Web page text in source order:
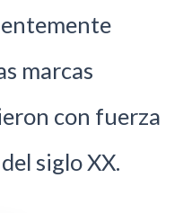
marcas
con fuerza
siglo XX.